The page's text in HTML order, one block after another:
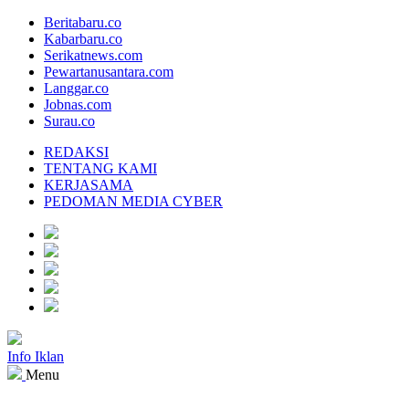
Beritabaru.co
Kabarbaru.co
Serikatnews.com
Pewartanusantara.com
Langgar.co
Jobnas.com
Surau.co
REDAKSI
TENTANG KAMI
KERJASAMA
PEDOMAN MEDIA CYBER
Info Iklan
Menu